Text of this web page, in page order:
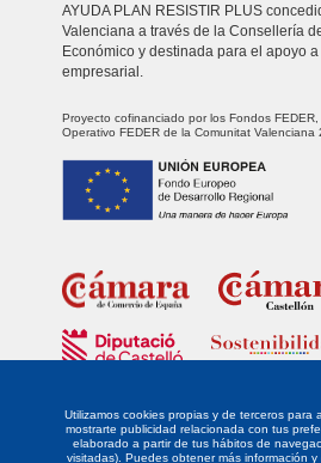
Utilizamos cookies propias y de terceros para
mostrarte publicidad relacionada con tus
elaborado a partir de tus hábitos de
visitadas). Puedes obtener más información
AYUDA PLAN RESISTIR PLUS
Valenciana a través de la Consellería
Económico y destinada para el apoyo
empresarial.
Proyecto cofinanciado por los Fondos
Operativo FEDER de la Comunitat Valenciana
Fondo Europeo de
investigación de calidad.
La empresa DISTRIBUIDORA LEVANTINA DE